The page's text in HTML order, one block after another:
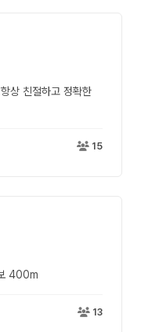
상 친절하고 정확한
15
400m
13